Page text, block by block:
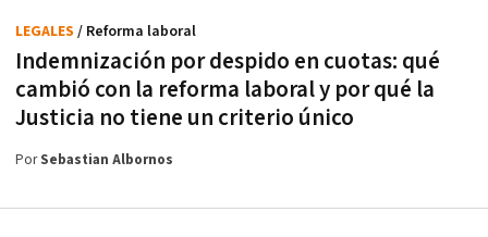
Indemnización por despido en cuotas: qué
cambió con la reforma laboral y por qué la
Justicia no tiene un criterio único
LEGALES / Reforma laboral
PorSebastian Albornos